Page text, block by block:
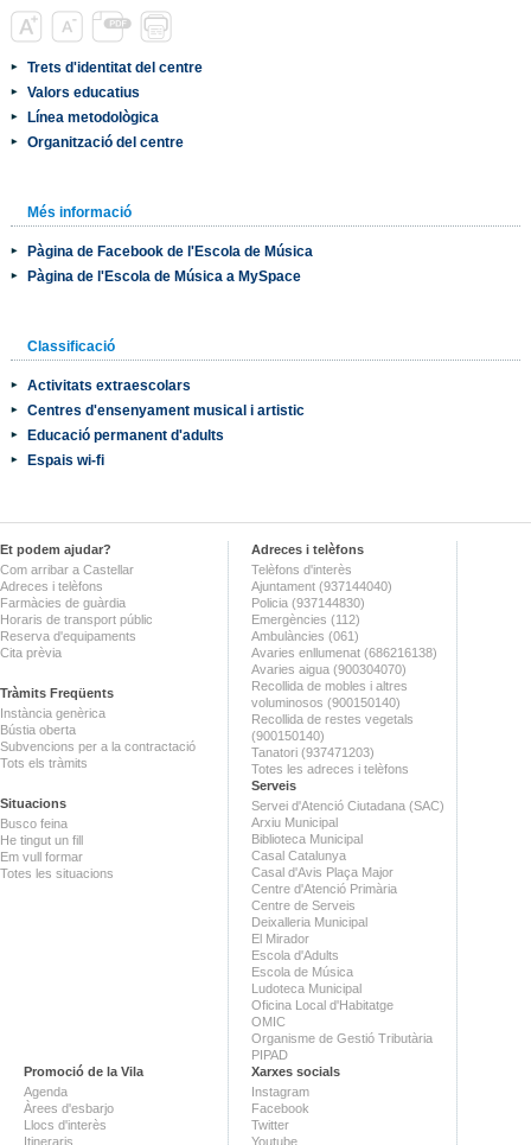
Trets d'identitat del centre
Valors educatius
Línea metodològica
Organització del centre
Més informació
Pàgina de Facebook de l'Escola de Música
Pàgina de l'Escola de Música a MySpace
Classificació
Activitats extraescolars
Centres d'ensenyament musical i artistic
Educació permanent d'adults
Espais wi-fi
Et podem ajudar?
Com arribar a Castellar
Adreces i telèfons
Farmàcies de guàrdia
Horaris de transport públic
Reserva d'equipaments
Cita prèvia
Tràmits Freqüents
Instància genèrica
Bústia oberta
Subvencions per a la contractació
Tots els tràmits
Situacions
Busco feina
He tingut un fill
Em vull formar
Totes les situacions
Adreces i telèfons
Telèfons d'interès
Ajuntament (937144040)
Policia (937144830)
Emergències (112)
Ambulàncies (061)
Avaries enllumenat (686216138)
Avaries aigua (900304070)
Recollida de mobles i altres
voluminosos (900150140)
Recollida de restes vegetals
(900150140)
Tanatori (937471203)
Totes les adreces i telèfons
Serveis
Servei d'Atenció Ciutadana (SAC)
Arxiu Municipal
Biblioteca Municipal
Casal Catalunya
Casal d'Avis Plaça Major
Centre d'Atenció Primària
Centre de Serveis
Deixalleria Municipal
El Mirador
Escola d'Adults
Escola de Música
Ludoteca Municipal
Oficina Local d'Habitatge
OMIC
Organisme de Gestió Tributària
PIPAD
Promoció de la Vila
Agenda
Àrees d'esbarjo
Llocs d'interès
Itineraris
Xarxes socials
Instagram
Facebook
Twitter
Youtube